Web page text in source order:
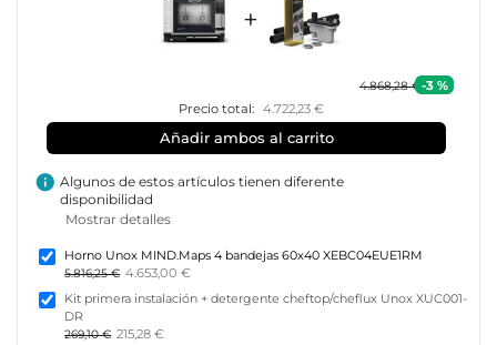
+
4.868,28 € -3 %
Precio total: 4.722,23 €
Añadir ambos al carrito
info Algunos de estos artículos tienen diferente
disponibilidad
Mostrar detalles
Horno Unox MIND.Maps 4 bandejas 60x40 XEBC04EUE1RM
5.816,25 € 4.653,00 €
Kit primera instalación + detergente cheftop/cheflux Unox XUC001-
DR
269,10 € 215,28 €